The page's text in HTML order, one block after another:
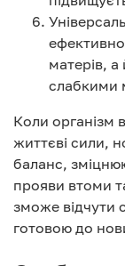
матерів, а
слабкими
Коли організм
життєві сили,
баланс,
прояви втоми
зможе відчути
готовою до